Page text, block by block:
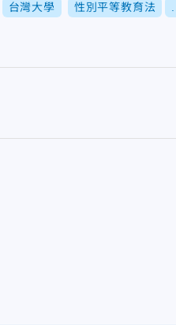
台灣大學 性別平等教育法